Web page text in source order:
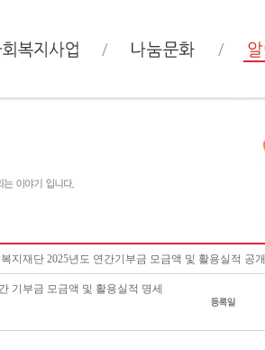
지재단 2025년도 연간기부금 모금액 및 활용실적 공개
기부금 모금액 및 활용실적 명세